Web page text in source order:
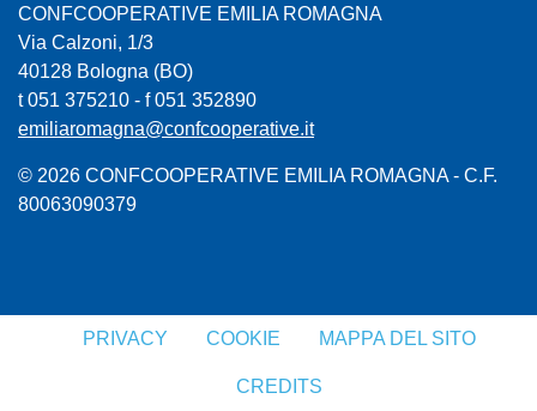
CONFCOOPERATIVE EMILIA ROMAGNA
Via Calzoni, 1/3
40128 Bologna (BO)
t 051 375210 - f 051 352890
emiliaromagna@confcooperative.it
© 2026 CONFCOOPERATIVE EMILIA ROMAGNA - C.F.
80063090379
PRIVACY COOKIE MAPPA DEL SITO
CREDITS